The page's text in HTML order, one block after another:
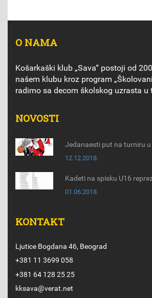
O NAMA
Košarkaški klub „Sava“ postoji od
našem klubu kroz program
radimo sa decom školskog uzrasta u
NOVOSTI
Jedanaesti put na turniru u
12.12.2018.
Kadeti na spisku U16
01.06.2018.
KONTAKT
Ljutice Bogdana 46, Beograd
+381 11 3699 058
+381 64 128 25 25
kksava@verat.net